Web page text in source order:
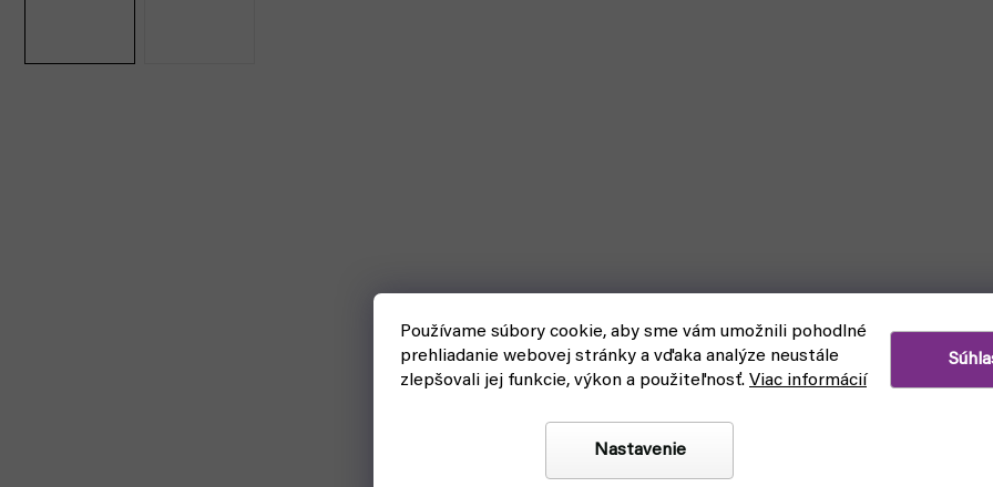
Používame súbory cookie, aby sme vám umožnili pohodlné
prehliadanie webovej stránky a vďaka analýze neustále
zlepšovali jej funkcie, výkon a použiteľnosť. Viac informácií
Nastavenie